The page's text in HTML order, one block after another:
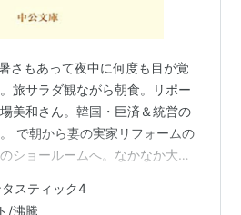
さもあって夜中に何度も目が覚
旅サラダ観ながら朝食。リポー
美和さん。韓国・巨済＆統営の
で朝から妻の実家リフォームの
ショールームへ。なかなか大変
京阪電車で帰宅。暑い。クーラ
スティック4
/沸騰